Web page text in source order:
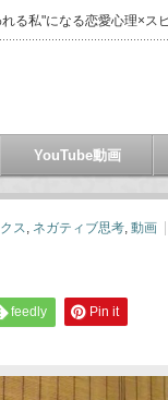
る私"になる恋愛心理×ス
YouTube動画
ス, ネガティブ思考, 動画
feedly Pin it